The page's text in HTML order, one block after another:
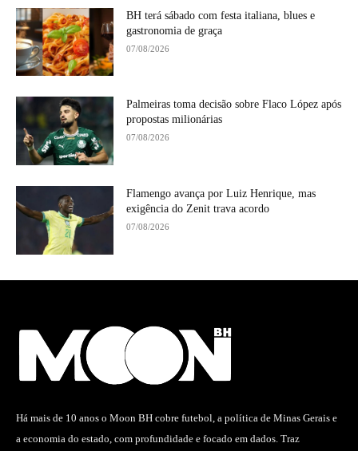
BH terá sábado com festa italiana, blues e
gastronomia de graça
07/08/2026
Palmeiras toma decisão sobre Flaco López após
propostas milionárias
07/08/2026
Flamengo avança por Luiz Henrique, mas
exigência do Zenit trava acordo
07/08/2026
Há mais de 10 anos o Moon BH cobre futebol, a política de Minas Gerais e
a economia do estado, com profundidade e focado em dados. Traz